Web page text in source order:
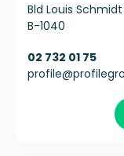
Bld Louis
B-1040
02 732 01 75